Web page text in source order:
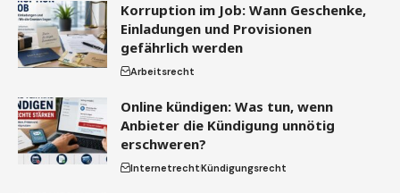
Korruption im Job: Wann Geschenke,
Einladungen und Provisionen
gefährlich werden
Arbeitsrecht
Online kündigen: Was tun, wenn
Anbieter die Kündigung unnötig
erschweren?
InternetrechtKündigungsrecht